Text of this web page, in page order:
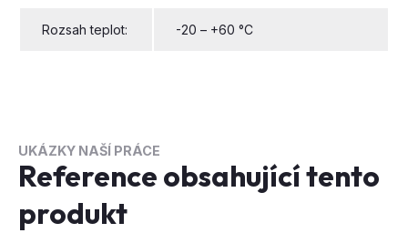
Rozsah teplot: -20 – +60 °C
UKÁZKY NAŠÍ PRÁCE
Reference obsahující tento
produkt